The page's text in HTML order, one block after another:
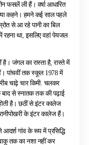
फसलें ली हैं। वर्षा आधारित
कहने। हमने कई साल पहले
से आ रहे पानी का बिल
था, इसलिए वहां पेयजल
है। जंगल का रास्ता है, रास्ते में
पांचवीं तक स्कूल 1978 में
चाढ़े चार किमी. चलकर
से स्नातक तक की पढ़ाई
है। छठीं से इंटर कालेज
के इंटर कालेज हैं।
आदर्श गांव के रूप में प्रसिद्धि
तक का नशा नहीं कर